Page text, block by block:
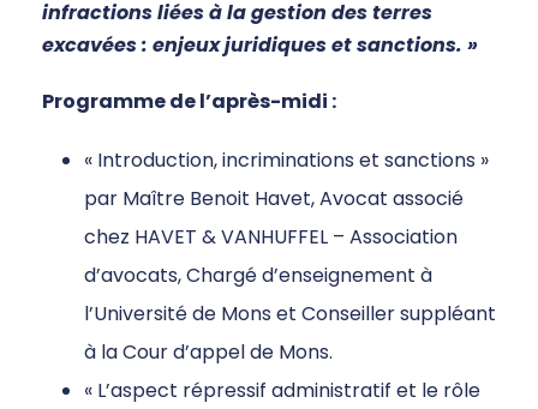
infractions liées à la gestion des terres
excavées : enjeux juridiques et sanctions. »
Programme de l’après-midi :
« Introduction, incriminations et sanctions »
par Maître Benoit Havet, Avocat associé
chez HAVET & VANHUFFEL – Association
d’avocats, Chargé d’enseignement à
l’Université de Mons et Conseiller suppléant
à la Cour d’appel de Mons.
« L’aspect répressif administratif et le rôle